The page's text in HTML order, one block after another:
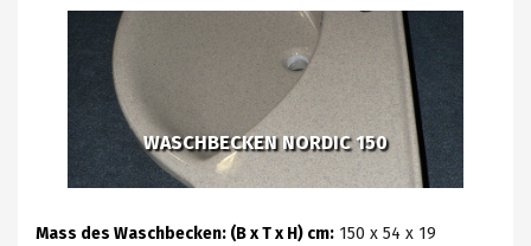
WASCHBECKEN NORDIC 150
Mass des Waschbecken: (B x T x H) cm: 150 x 54 x 19